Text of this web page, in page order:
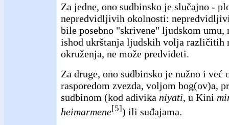
Za jedne, ono sudbinsko je slučajno -
nepredvidljivih okolnosti:
bile posebno "skrivene" ljudskom umu,
ishod ukrštanja ljudskih volja različitih
okruženja, ne može predvideti.
Za druge, ono sudbinsko je nužno i već
rasporedom zvezda, voljom bog(ov)a,
sudbinom (kod ađivika niyati, u Kini
heimarmene[5]) ili suđajama.